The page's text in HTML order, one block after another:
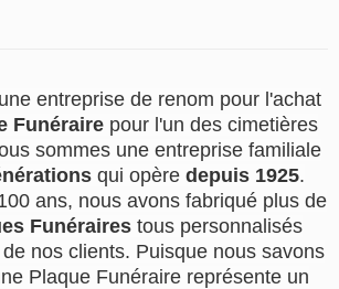
entreprise de renom pour l'achat
Funéraire pour l'un des cimetières
sommes une entreprise familiale
qui opère depuis 1925.
ans, nous avons fabriqué plus de
Funérairestous personnalisés
nos clients. Puisque nous savons
Plaque Funéraire représente un